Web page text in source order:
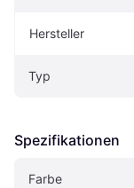
Hersteller
Typ
Spezifikationen
Farbe